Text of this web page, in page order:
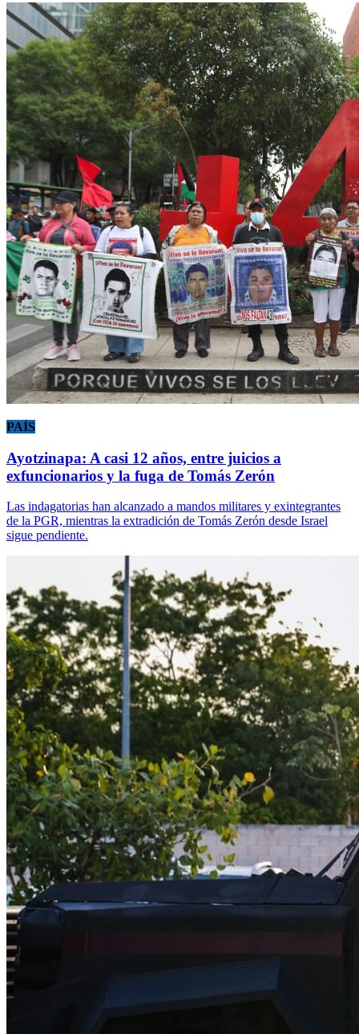
PAÍS
Ayotzinapa: A casi 12 años, entre juicios a
exfuncionarios y la fuga de Tomás Zerón
Las indagatorias han alcanzado a mandos militares y exintegrantes
de la PGR, mientras la extradición de Tomás Zerón desde Israel
sigue pendiente.